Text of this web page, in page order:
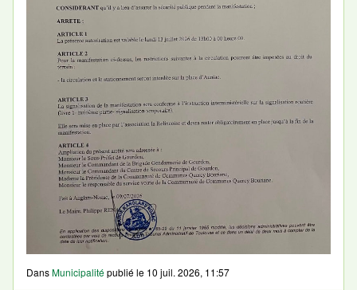
DansMunicipalitépublié le 10 juil. 2026, 11:57